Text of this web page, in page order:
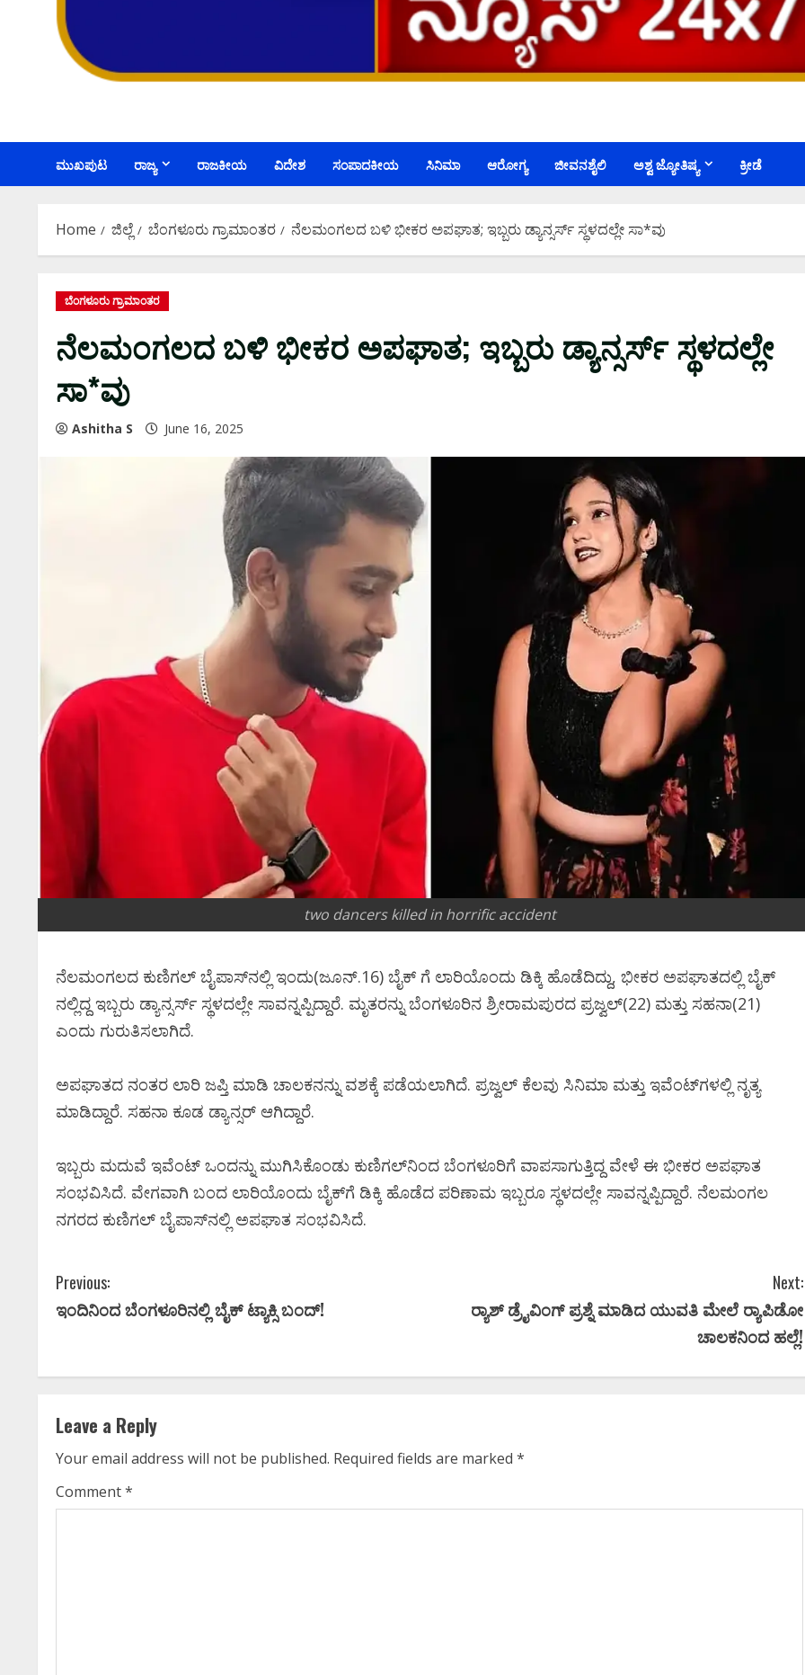
ಮುಖಪುಟ ರಾಜ್ಯ ರಾಜಕೀಯ ವಿದೇಶ ಸಂಪಾದಕೀಯ ಸಿನಿಮಾ ಆರೋಗ್ಯ ಜೀವನಶೈಲಿ ಅಶ್ವ ಜ್ಯೋತಿಷ್ಯ ಕ್ರೀಡೆ
Home ಜಿಲ್ಲೆ ಬೆಂಗಳೂರು ಗ್ರಾಮಾಂತರ ನೆಲಮಂಗಲದ ಬಳಿ ಭೀಕರ ಅಪಘಾತ; ಇಬ್ಬರು ಡ್ಯಾನ್ಸರ್ಸ್​ ಸ್ಥಳದಲ್ಲೇ ಸಾ*ವು
ಬೆಂಗಳೂರು ಗ್ರಾಮಾಂತರ
ನೆಲಮಂಗಲದ ಬಳಿ ಭೀಕರ ಅಪಘಾತ; ಇಬ್ಬರು ಡ್ಯಾನ್ಸರ್ಸ್​ ಸ್ಥಳದಲ್ಲೇ
ಸಾ*ವು
Ashitha S June 16, 2025
two dancers killed in horrific accident
ನೆಲಮಂಗಲದ ಕುಣಿಗಲ್ ಬೈಪಾಸ್​ನಲ್ಲಿ ಇಂದು(ಜೂನ್.16) ಬೈಕ್ ಗೆ ಲಾರಿಯೊಂದು ಡಿಕ್ಕಿ ಹೊಡೆದಿದ್ದು, ಭೀಕರ ಅಪಘಾತದಲ್ಲಿ ಬೈಕ್
ನಲ್ಲಿದ್ದ ಇಬ್ಬರು ಡ್ಯಾನ್ಸರ್ಸ್ ಸ್ಥಳದಲ್ಲೇ ಸಾವನ್ನಪ್ಪಿದ್ದಾರೆ. ಮೃತರನ್ನು ಬೆಂಗಳೂರಿನ ಶ್ರೀರಾಮಪುರದ ಪ್ರಜ್ವಲ್(22) ಮತ್ತು ಸಹನಾ(21)
ಎಂದು ಗುರುತಿಸಲಾಗಿದೆ.
ಅಪಘಾತದ ನಂತರ ಲಾರಿ ಜಪ್ತಿ ಮಾಡಿ ಚಾಲಕನನ್ನು ವಶಕ್ಕೆ ಪಡೆಯಲಾಗಿದೆ. ಪ್ರಜ್ವಲ್ ಕೆಲವು ಸಿನಿಮಾ ಮತ್ತು ಇವೆಂಟ್​ಗಳಲ್ಲಿ ನೃತ್ಯ
ಮಾಡಿದ್ದಾರೆ. ಸಹನಾ ಕೂಡ ಡ್ಯಾನ್ಸರ್​​ ಆಗಿದ್ದಾರೆ.
ಇಬ್ಬರು ಮದುವೆ ಇವೆಂಟ್​​ ಒಂದನ್ನು ಮುಗಿಸಿಕೊಂಡು ಕುಣಿಗಲ್​ನಿಂದ ಬೆಂಗಳೂರಿಗೆ ವಾಪಸಾಗುತ್ತಿದ್ದ ವೇಳೆ ಈ ಭೀಕರ ಅಪಘಾತ
ಸಂಭವಿಸಿದೆ. ವೇಗವಾಗಿ ಬಂದ ಲಾರಿಯೊಂದು ಬೈಕ್​ಗೆ ಡಿಕ್ಕಿ ಹೊಡೆದ ಪರಿಣಾಮ ಇಬ್ಬರೂ ಸ್ಥಳದಲ್ಲೇ ಸಾವನ್ನಪ್ಪಿದ್ದಾರೆ. ನೆಲಮಂಗಲ
ನಗರದ ಕುಣಿಗಲ್ ಬೈಪಾಸ್​ನಲ್ಲಿ ಅಪಘಾತ ಸಂಭವಿಸಿದೆ. ‌
C
o
i
n
u
Previous:
ಇಂದಿನಿಂದ ಬೆಂಗಳೂರಿನಲ್ಲಿ ಬೈಕ್​ ಟ್ಯಾಕ್ಸಿ ಬಂದ್!
Next:
ರ್‍ಯಾಶ್ ಡ್ರೈವಿಂಗ್ ಪ್ರಶ್ನೆ ಮಾಡಿದ ಯುವತಿ ಮೇಲೆ ರ‍್ಯಾಪಿಡೋ
ಚಾಲಕನಿಂದ ಹಲ್ಲೆ!
Leave a Reply
Your email address will not be published. Required fields are marked *
Comment*